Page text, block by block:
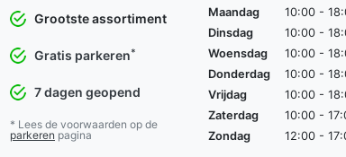
Grootste assortiment
Gratis parkeren*
7 dagen geopend
* Lees de voorwaarden op de
parkeren pagina
Maandag
10:00 -
Dinsdag
10:00 -
Woensdag
10:00 -
Donderdag
10:00 -
Vrijdag
10:00 -
Zaterdag
10:00 -
Zondag
12:00 -